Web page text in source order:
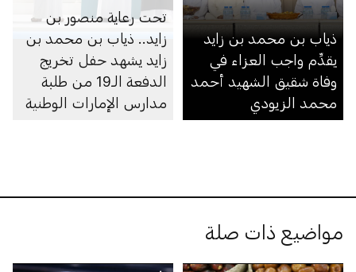
ذياب بن محمد بن زايد
يقدِّم واجب العزاء في
وفاة شقيق الشهيد أحمد
محمد الزيودي
تحت رعاية منصور بن
زايد.. ذياب بن محمد بن
زايد يشهد حفل تخريج
الدفعة الـ19 من طلبة
مدارس الإمارات الوطنية
مواضيع ذات صلة